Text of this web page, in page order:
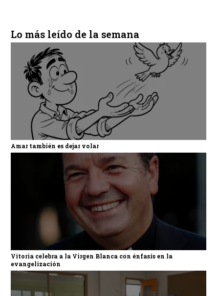
Lo más leído de la semana
Amar también es dejar volar
Vitoria celebra a la Virgen Blanca con énfasis en la
evangelización